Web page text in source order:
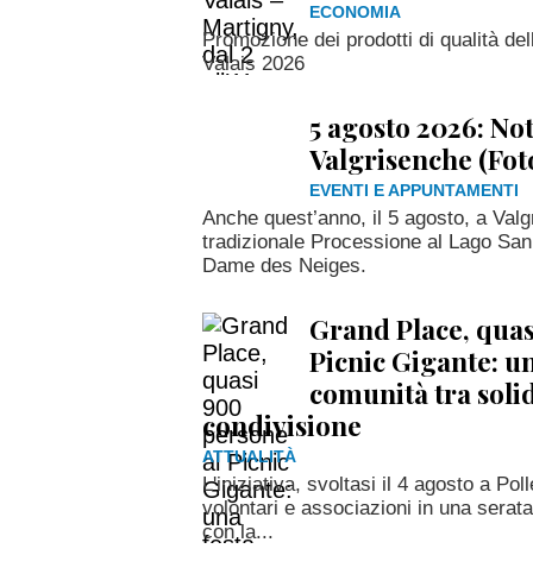
ECONOMIA
Promozione dei prodotti di qualità
Valais 2026
5 agosto 2026:
Valgrisenche
EVENTI E APPUNTAMENTI
Anche quest’anno, il 5 agosto, a
tradizionale Processione al Lago
Dame des Neiges.
Grand Place,
Picnic Gigante:
comunità tra
condivisione
ATTUALITÀ
L'iniziativa, svoltasi il 4 agosto a
volontari e associazioni in una
con la...